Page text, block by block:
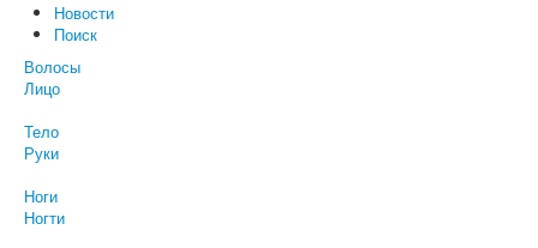
Новости
Поиск
Волосы
Лицо
Тело
Руки
Ноги
Ногти